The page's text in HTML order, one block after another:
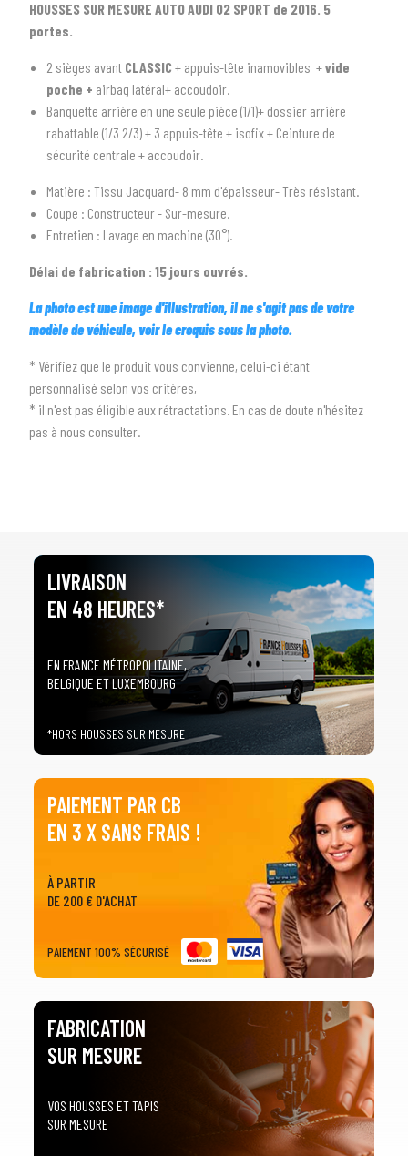
Tous les types
2SÉLECTIONNEZ LA MARQUE DE VOTRE VÉHICULE
Toutes les marques
PRÉCISEZ LE MODÈLE
Tous les modèles
HOUSSES SUR MESURE AUTO AUDI Q2 SPORT de 2016. 5
portes.
2 sièges avant CLASSIC + appuis-tête inamovibles +vide
poche + airbag latéral+ accoudoir.
Banquette arrière en une seule pièce (1/1)+ dossier arrière
rabattable (1/3 2/3) + 3 appuis-tête + isofix + Ceinture de
sécurité centrale + accoudoir.
Matière : Tissu Jacquard- 8 mm d'épaisseur- Très résistant.
Coupe : Constructeur - Sur-mesure.
Entretien : Lavage en machine (30°).
Délai de fabrication : 15 jours ouvrés.
La photo est une image d'illustration, il ne s'agit pas de votre
modèle de véhicule, voir le croquis sous la photo.
* Vérifiez que le produit vous convienne, celui-ci étant
personnalisé selon vos critères,
* il n'est pas éligible aux rétractations. En cas de doute n'hésitez
pas à nous consulter.
LIVRAISON
EN 48 HEURES*
EN FRANCE MÉTROPOLITAINE,
BELGIQUE ET LUXEMBOURG
*HORS HOUSSES SUR MESURE
PAIEMENT PAR CB
EN 3 X SANS FRAIS !
À PARTIR
DE 200 € D'ACHAT
PAIEMENT 100% SÉCURISÉ
FABRICATION
SUR MESURE
VOS HOUSSES ET TAPIS
SUR MESURE